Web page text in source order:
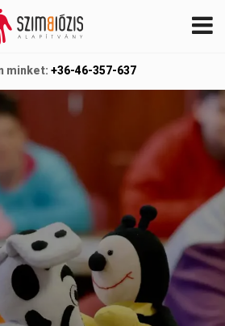
minket: +36-46-357-637